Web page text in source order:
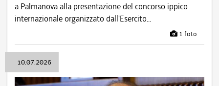
a Palmanova alla presentazione del concorso ippico
internazionale organizzato dall'Esercito...
1 foto
10.07.2026